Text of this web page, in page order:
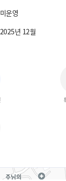
미운영
2025년 12월